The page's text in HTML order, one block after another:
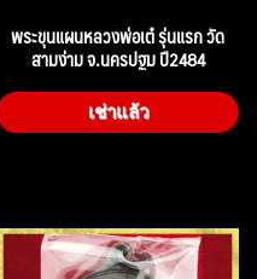
พระขุนแผนหลวงพ่อเต๋ รุ่นแรก วัด
สามง่าม จ.นครปฐม ปี2484
เช่าแล้ว